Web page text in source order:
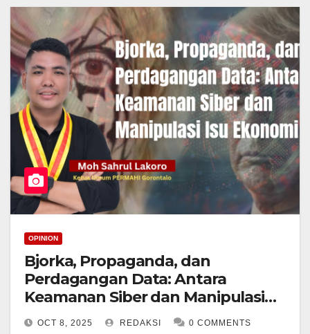
OPINION
Bjorka, Propaganda, dan
Perdagangan Data: Antara
Keamanan Siber dan Manipulasi
Isu Ekonomi
OCT 8, 2025 REDAKSI 0 COMMENTS